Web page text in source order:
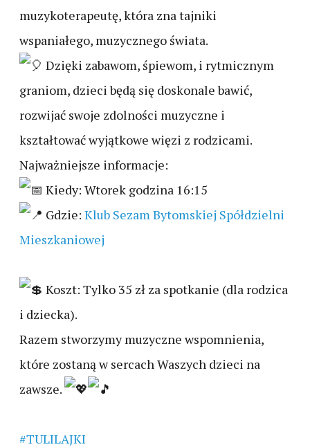
muzykoterapeutę, która zna tajniki
wspaniałego, muzycznego świata.
Dzięki zabawom, śpiewom, i rytmicznym
graniom, dzieci będą się doskonale bawić,
rozwijać swoje zdolności muzyczne i
kształtować wyjątkowe więzi z rodzicami.
Najważniejsze informacje:
Kiedy: Wtorek godzina 16:15
Gdzie: Klub Sezam Bytomskiej Spółdzielni
Mieszkaniowej
Koszt: Tylko 35 zł za spotkanie (dla rodzica
i dziecka).
Razem stworzymy muzyczne wspomnienia,
które zostaną w sercach Waszych dzieci na
zawsze.
#TULILAJKI